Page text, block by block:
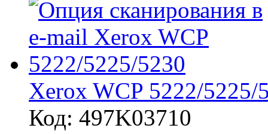
Xerox WCP 5222/5225/
Код: 497K03710